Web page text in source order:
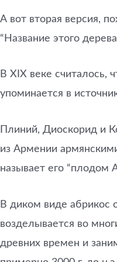
А вот вторая версия,
“Название этого
В XIX веке
упоминается в
Плиний, Диоскорид и
из Армении
называет его “плодом
В диком виде абрикос
возделывается во
древних времен и